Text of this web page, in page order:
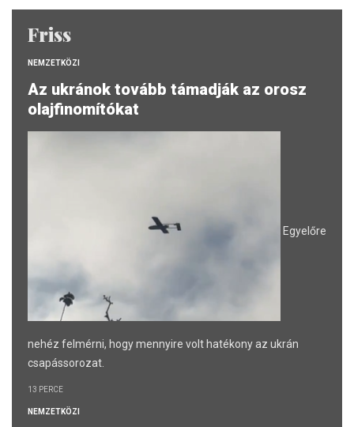
Friss
NEMZETKÖZI
Az ukránok tovább támadják az orosz
olajfinomítókat
Egyelőre
nehéz felmérni, hogy mennyire volt hatékony az ukrán
csapássorozat.
13 PERCE
NEMZETKÖZI